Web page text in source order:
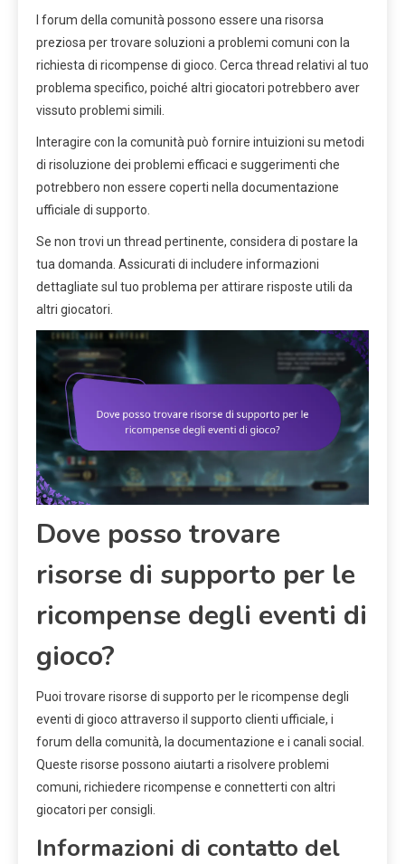
I forum della comunità possono essere una risorsa
preziosa per trovare soluzioni a problemi comuni con la
richiesta di ricompense di gioco. Cerca thread relativi al tuo
problema specifico, poiché altri giocatori potrebbero aver
vissuto problemi simili.
Interagire con la comunità può fornire intuizioni su metodi
di risoluzione dei problemi efficaci e suggerimenti che
potrebbero non essere coperti nella documentazione
ufficiale di supporto.
Se non trovi un thread pertinente, considera di postare la
tua domanda. Assicurati di includere informazioni
dettagliate sul tuo problema per attirare risposte utili da
altri giocatori.
Dove posso trovare
risorse di supporto per le
ricompense degli eventi di
gioco?
Puoi trovare risorse di supporto per le ricompense degli
eventi di gioco attraverso il supporto clienti ufficiale, i
forum della comunità, la documentazione e i canali social.
Queste risorse possono aiutarti a risolvere problemi
comuni, richiedere ricompense e connetterti con altri
giocatori per consigli.
Informazioni di contatto del